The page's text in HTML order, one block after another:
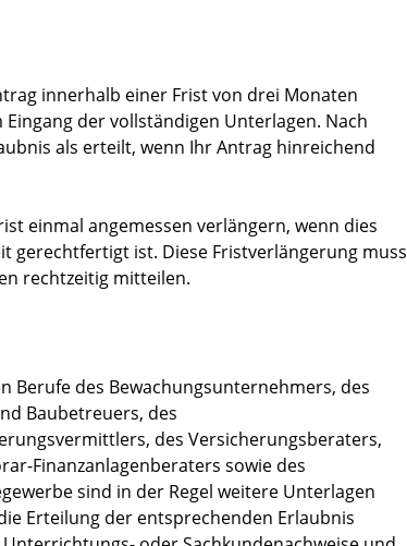
innerhalb einer Frist von drei Monaten
der vollständigen Unterlagen. Nach
als erteilt, wenn Ihr Antrag hinreichend
einmal angemessen verlängern, wenn dies
gerechtfertigt ist. Diese Fristverlängerung muss
rechtzeitig mitteilen.
Berufe des Bewachungsunternehmers, des
Baubetreuers, des
des Versicherungsberaters,
Finanzanlagenberaters sowie des
sind in der Regel weitere Unterlagen
Erteilung der entsprechenden Erlaubnis